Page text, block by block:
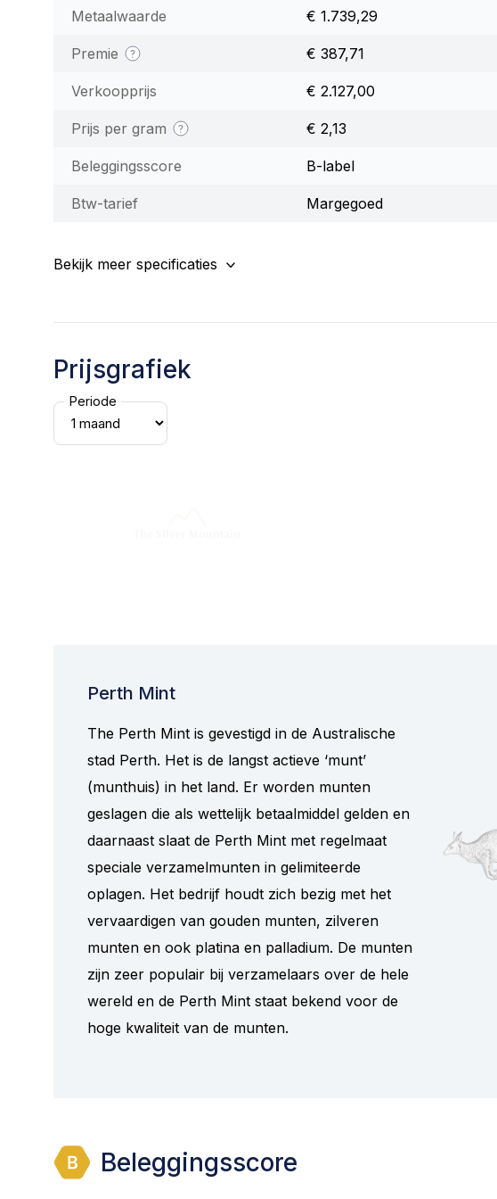
Metaalwaarde € 1.739,29
Premie € 387,71
Verkoopprijs € 2.127,00
Prijs per gram € 2,13
Beleggingsscore B-label
Btw-tarief Margegoed
Bekijk meer specificaties
Prijsgrafiek
Periode
Perth Mint
The Perth Mint is gevestigd in de Australische
stad Perth. Het is de langst actieve ‘munt’
(munthuis) in het land. Er worden munten
geslagen die als wettelijk betaalmiddel gelden en
daarnaast slaat de Perth Mint met regelmaat
speciale verzamelmunten in gelimiteerde
oplagen. Het bedrijf houdt zich bezig met het
vervaardigen van gouden munten, zilveren
munten en ook platina en palladium. De munten
zijn zeer populair bij verzamelaars over de hele
wereld en de Perth Mint staat bekend voor de
hoge kwaliteit van de munten.
Beleggingsscore